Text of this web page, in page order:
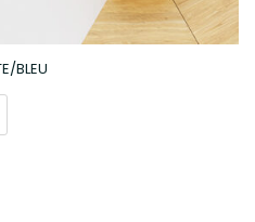
BLEU